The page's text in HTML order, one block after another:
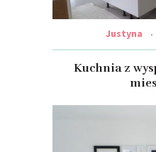
Justyna
Kuchnia z